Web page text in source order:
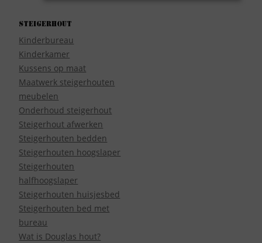
Steigerhout
Kinderbureau
Kinderkamer
Kussens op maat
Maatwerk steigerhouten
meubelen
Onderhoud steigerhout
Steigerhout afwerken
Steigerhouten bedden
Steigerhouten hoogslaper
Steigerhouten
halfhoogslaper
Steigerhouten huisjesbed
Steigerhouten bed met
bureau
Wat is Douglas hout?